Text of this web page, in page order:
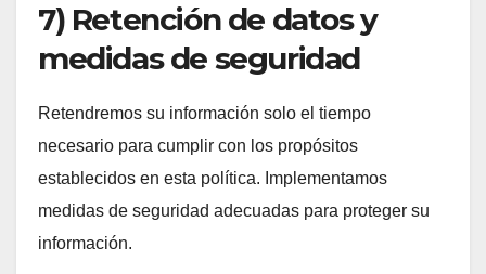
7) Retención de datos y
medidas de seguridad
Retendremos su información solo el tiempo
necesario para cumplir con los propósitos
establecidos en esta política. Implementamos
medidas de seguridad adecuadas para proteger su
información.